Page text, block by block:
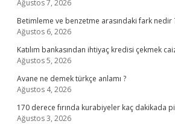
Ağustos 7, 2026
Betimleme ve benzetme arasındaki fark nedir
Ağustos 6, 2026
Katılım bankasından ihtiyaç kredisi çekmek
Ağustos 5, 2026
Avane ne demek türkçe anlamı ?
Ağustos 4, 2026
170 derece fırında kurabiyeler kaç dakikada
Ağustos 3, 2026